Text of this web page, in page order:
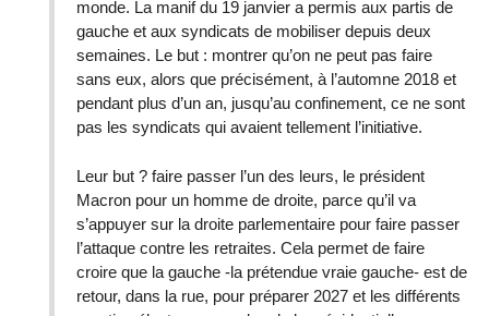
monde. La manif du 19 janvier a permis aux partis de
gauche et aux syndicats de mobiliser depuis deux
semaines. Le but : montrer qu’on ne peut pas faire
sans eux, alors que précisément, à l’automne 2018 et
pendant plus d’un an, jusqu’au confinement, ce ne sont
pas les syndicats qui avaient tellement l’initiative.
Leur but ? faire passer l’un des leurs, le président
Macron pour un homme de droite, parce qu’il va
s’appuyer sur la droite parlementaire pour faire passer
l’attaque contre les retraites. Cela permet de faire
croire que la gauche -la prétendue vraie gauche- est de
retour, dans la rue, pour préparer 2027 et les différents